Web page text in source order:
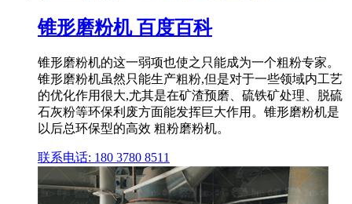
锥形磨粉机 百度百科
锥形磨粉机的这一弱项也使之只能成为一个粗粉专家。
锥形磨粉机虽然只能生产粗粉,但是对于一些领域内工艺
的优化作用很大,尤其是在矿渣预磨、硫铁矿处理、脱硫
石灰粉等环保利废方面能发挥巨大作用。锥形磨粉机是
以后总环保型的高效 粗粉磨粉机。
联系电话: 180 3780 8511